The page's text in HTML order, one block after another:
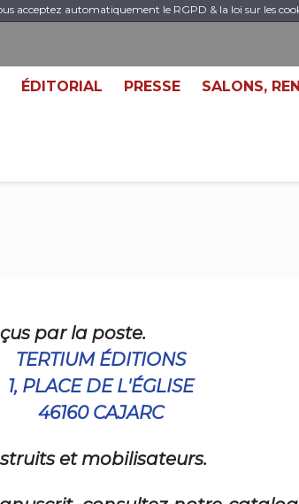
acceptez automatiquement le RGPD & la loi sur les
ÉDITORIAL PRESSE
SALONS,
par la poste.
TERTIUM ÉDITIONS
1, PLACE DE L'ÉGLISE
46160 CAJARC
et mobilisateurs.